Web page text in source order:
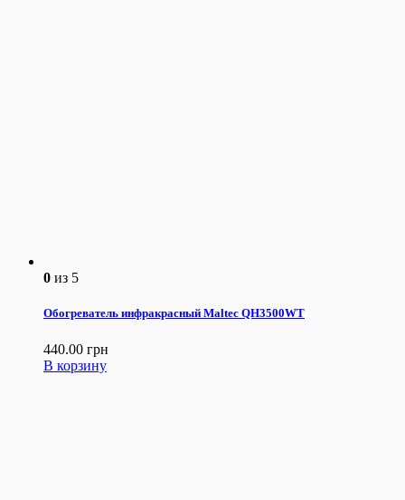
0 из 5
Обогреватель инфракрасный Maltec QH3500WT
440.00 грн
В корзину